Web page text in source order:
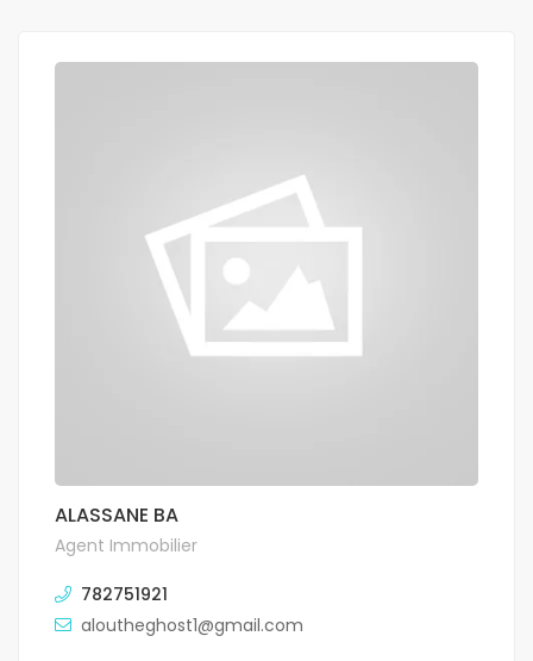
ALASSANE BA
Agent Immobilier
782751921
aloutheghost1@gmail.com